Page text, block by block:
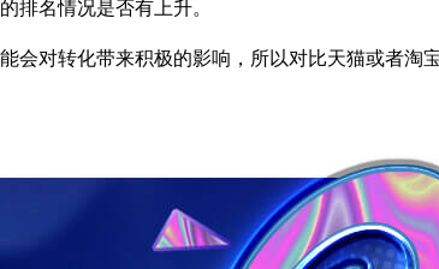
的排名情况是否有上升。
会对转化带来积极的影响，所以对比天猫或者淘